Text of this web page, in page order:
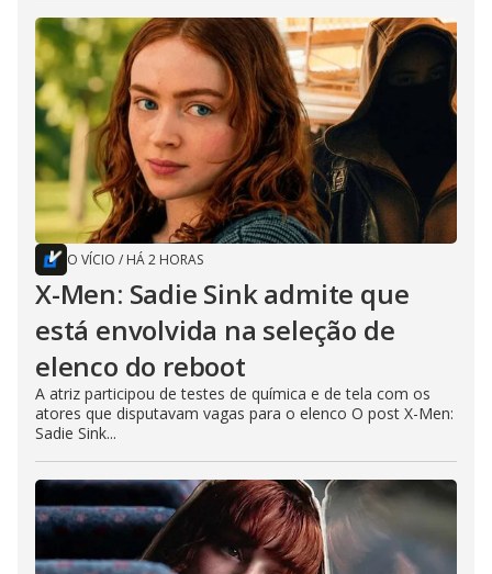
O VÍCIO / HÁ 2 HORAS
X-Men: Sadie Sink admite que
está envolvida na seleção de
elenco do reboot
A atriz participou de testes de química e de tela com os
atores que disputavam vagas para o elenco O post X-Men:
Sadie Sink...